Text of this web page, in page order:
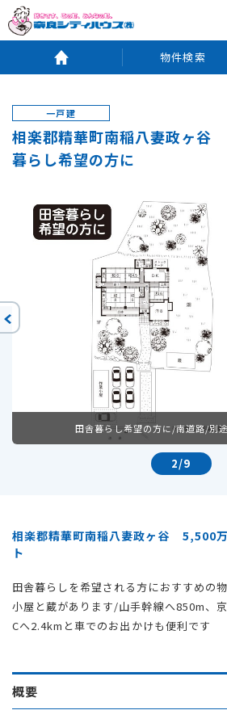
物件検索
一戸建
相楽郡精華町南稲八妻政ヶ
暮らし希望の方に
田舎暮らし希望の方に/南道路/別
2 9
相楽郡精華町南稲八妻政ヶ谷 5,500
ト
田舎暮らしを希望される方におすすめの
小屋と蔵があります/山手幹線へ850m、
Cへ2.4kmと車でのお出かけも便利です
概要